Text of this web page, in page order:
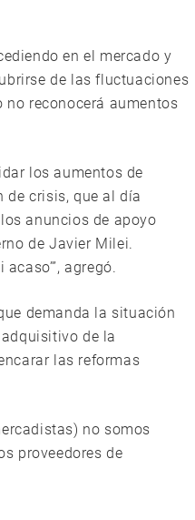
en el mercado y
de las fluctuaciones
no reconocerá aumentos
los aumentos de
de crisis, que al día
anuncios de apoyo
de Javier Milei.
agregó.
demanda la situación
de la
las reformas
no somos
proveedores de